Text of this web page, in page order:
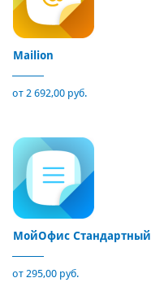
Mailion
от 2 692,00 руб.
МойОфис Стандартный
от 295,00 руб.